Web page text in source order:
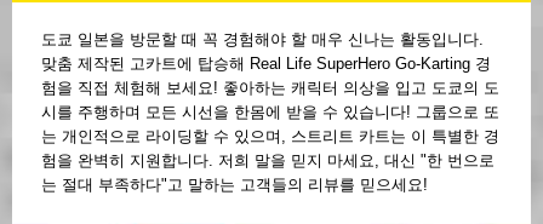
도쿄 일본을 방문할 때 꼭 경험해야 할 매우 신나는 활동입니다.
맞춤 제작된 고카트에 탑승해 Real Life SuperHero Go-Karting 경
험을 직접 체험해 보세요! 좋아하는 캐릭터 의상을 입고 도쿄의 도
시를 주행하며 모든 시선을 한몸에 받을 수 있습니다! 그룹으로 또
는 개인적으로 라이딩할 수 있으며, 스트리트 카트는 이 특별한 경
험을 완벽히 지원합니다. 저희 말을 믿지 마세요, 대신 "한 번으로
는 절대 부족하다"고 말하는 고객들의 리뷰를 믿으세요!